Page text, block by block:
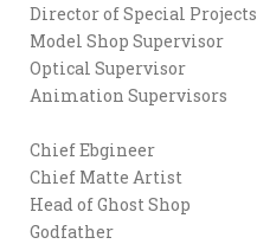
Director of Special Projects
Model Shop Supervisor
Optical Supervisor
Animation Supervisors
Chief Ebgineer
Chief Matte Artist
Head of Ghost Shop
Godfather